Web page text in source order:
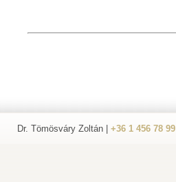
Dr. Tömösváry Zoltán | +36 1 456 78 99